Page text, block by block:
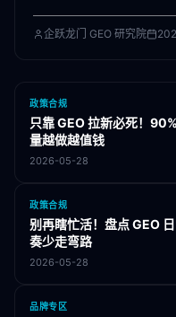
企跃龙门 GEO 研究院
政策合规
只靠 GEO 拉新必死！
量越做越值钱
2026-05-28
政策合规
别再瞎忙活！盘点 GEO
奏少走弯路
2026-05-28
品牌专区